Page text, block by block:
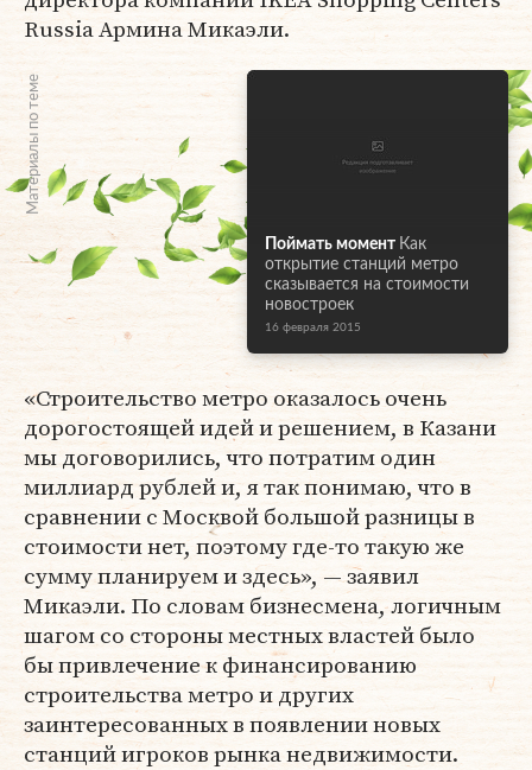
Russia Армина Микаэли.
Материалы по теме
Поймать момент Как
открытие станций метро
сказывается на стоимости
новостроек
16 февраля 2015
«Строительство метро оказалось очень
дорогостоящей идей и решением, в Казани
мы договорились, что потратим один
миллиард рублей и, я так понимаю, что в
сравнении с Москвой большой разницы в
стоимости нет, поэтому где-то такую же
сумму планируем и здесь», — заявил
Микаэли. По словам бизнесмена, логичным
шагом со стороны местных властей было
бы привлечение к финансированию
строительства метро и других
заинтересованных в появлении новых
станций игроков рынка недвижимости.